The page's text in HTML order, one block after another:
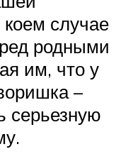
случае
родными
им, что у
–
серьезную